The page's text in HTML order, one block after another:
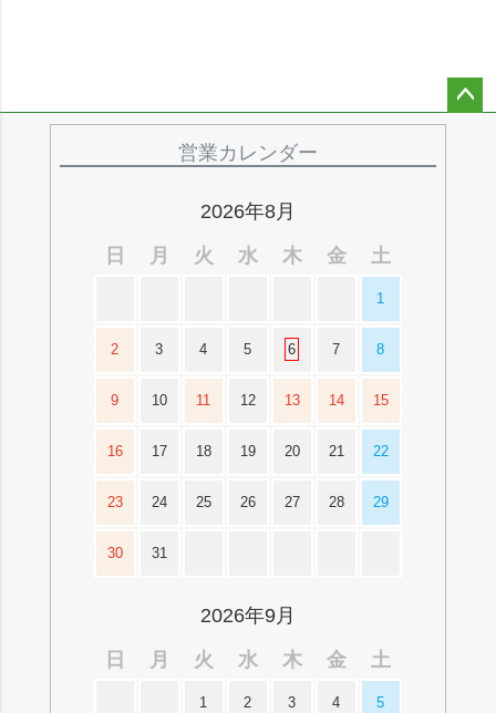
営業カレンダー
2026年8月
日
月 火 水 木 金 土
1
2 3 4 5 6 7 8
9 10 11 12 13 14 15
16 17 18 19 20 21 22
23 24 25 26 27 28 29
30 31
2026年9月
日
月 火 水 木 金 土
1 2 3 4 5